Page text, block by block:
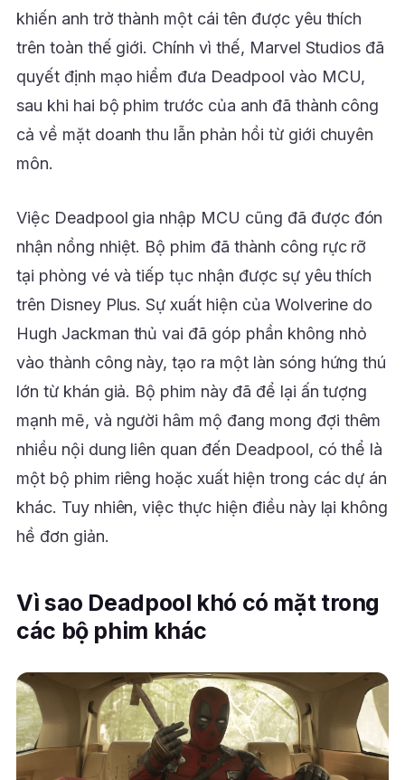
khiến anh trở thành một cái tên được yêu thích
trên toàn thế giới. Chính vì thế, Marvel Studios đã
quyết định mạo hiểm đưa Deadpool vào MCU,
sau khi hai bộ phim trước của anh đã thành công
cả về mặt doanh thu lẫn phản hồi từ giới chuyên
môn.
Việc Deadpool gia nhập MCU cũng đã được đón
nhận nồng nhiệt. Bộ phim đã thành công rực rỡ
tại phòng vé và tiếp tục nhận được sự yêu thích
trên Disney Plus. Sự xuất hiện của Wolverine do
Hugh Jackman thủ vai đã góp phần không nhỏ
vào thành công này, tạo ra một làn sóng hứng thú
lớn từ khán giả. Bộ phim này đã để lại ấn tượng
mạnh mẽ, và người hâm mộ đang mong đợi thêm
nhiều nội dung liên quan đến Deadpool, có thể là
một bộ phim riêng hoặc xuất hiện trong các dự án
khác. Tuy nhiên, việc thực hiện điều này lại không
hề đơn giản.
Vì sao Deadpool khó có mặt trong
các bộ phim khác